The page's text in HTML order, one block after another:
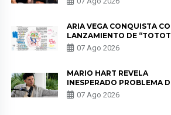
DE LAS PARTES QUERÍA EL
ARIA VEGA CONQUISTA
LANZAMIENTO DE
07 Ago 2026
MARIO HART REVELA
INESPERADO PROBLEMA
SALUD ANTES DE
KORINA: “ME
07 Ago 2026